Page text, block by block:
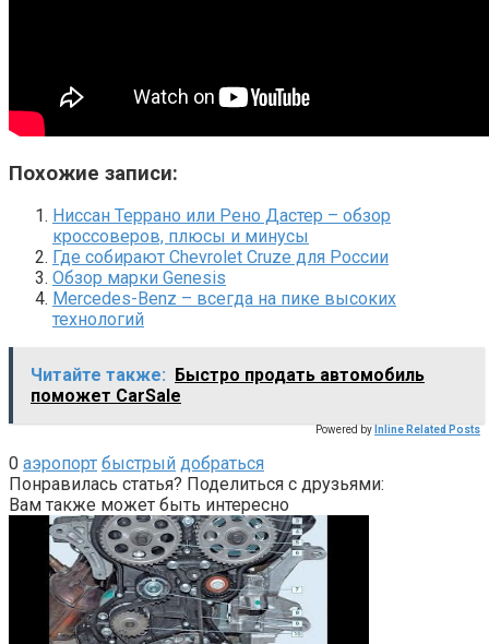
Похожие записи:
Ниссан Террано или Рено Дастер – обзор
кроссоверов, плюсы и минусы
Где собирают Chevrolet Cruze для России
Обзор марки Genesis
Mercedes-Benz – всегда на пике высоких
технологий
Читайте также:
Быстро продать автомобиль
поможет CarSale
Powered by Inline Related Posts
0 аэропорт быстрый добраться
Понравилась статья? Поделиться с друзьями:
Вам также может быть интересно